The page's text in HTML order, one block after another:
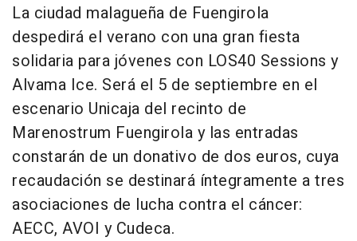
La ciudad malagueña de Fuengirola
despedirá el verano con una gran fiesta
solidaria para jóvenes con LOS40 Sessions y
Alvama Ice. Será el 5 de septiembre en el
escenario Unicaja del recinto de
Marenostrum Fuengirola y las entradas
constarán de un donativo de dos euros, cuya
recaudación se destinará íntegramente a tres
asociaciones de lucha contra el cáncer:
AECC, AVOI y Cudeca.